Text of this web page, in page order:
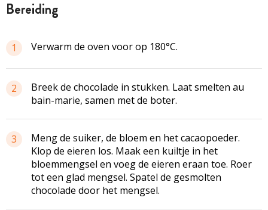
bereiding
1 Verwarm de oven voor op 180°C.
2
Breek de chocolade in stukken. Laat smelten au
bain-marie, samen met de boter.
3
Meng de suiker, de bloem en het cacaopoeder.
Klop de eieren los. Maak een kuiltje in het
bloemmengsel en voeg de eieren eraan toe. Roer
tot een glad mengsel. Spatel de gesmolten
chocolade door het mengsel.